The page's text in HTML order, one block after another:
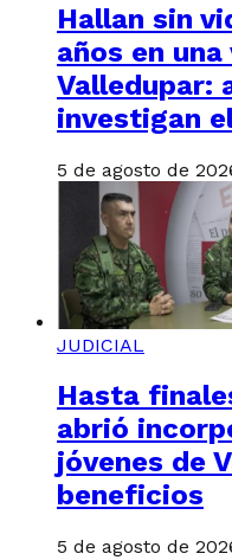
Hallan sin
años en
Valledupar:
investigan
5 de agosto de
JUDICIAL
Hasta
abrió
jóvenes de
beneficios
5 de agosto de